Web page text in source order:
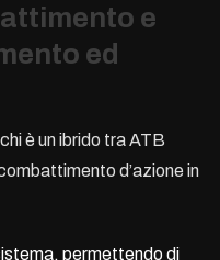
e
ed
è un ibrido tra ATB
d’azione in
permettendo di